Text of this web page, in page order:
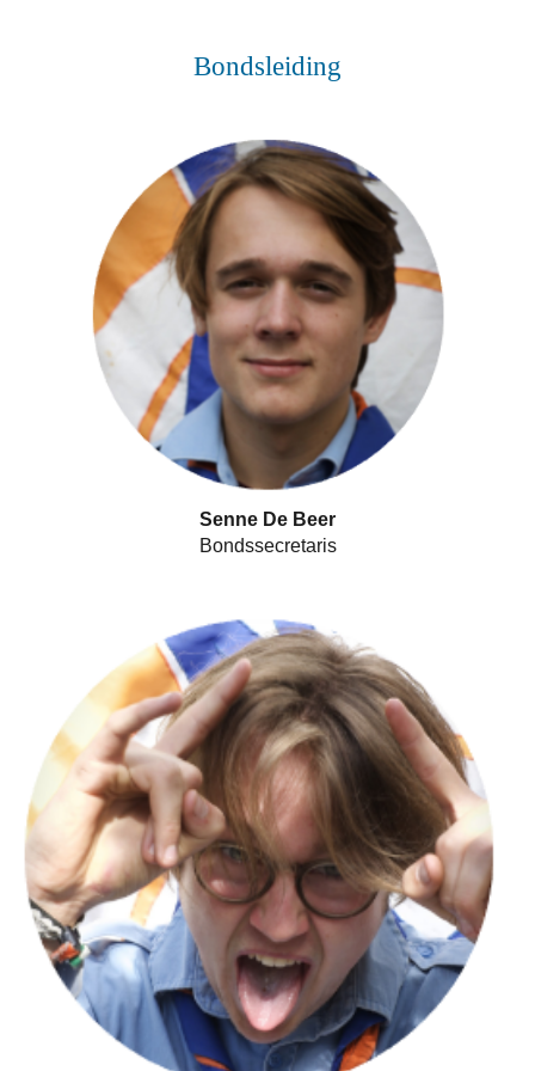
Bondsleiding
Senne De Beer
Bondssecretaris